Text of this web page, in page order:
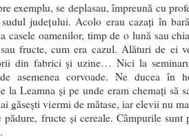
exemplu, se deplasau, împreună cu
județului. Acolo erau cazați în
casele oamenilor, timp de o lună sau
fructe, cum era cazul. Alături de ei
din fabrici și uzine… Nici la
asemenea corvoade. Ne ducea în
Leamna și pe unde eram chemați să
găsești viermi de mătase, iar elevii nu
fructe și cereale. Câmpurile sunt